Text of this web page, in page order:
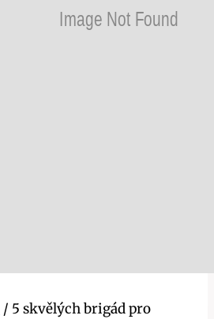
/ 5 skvělých brigád pro